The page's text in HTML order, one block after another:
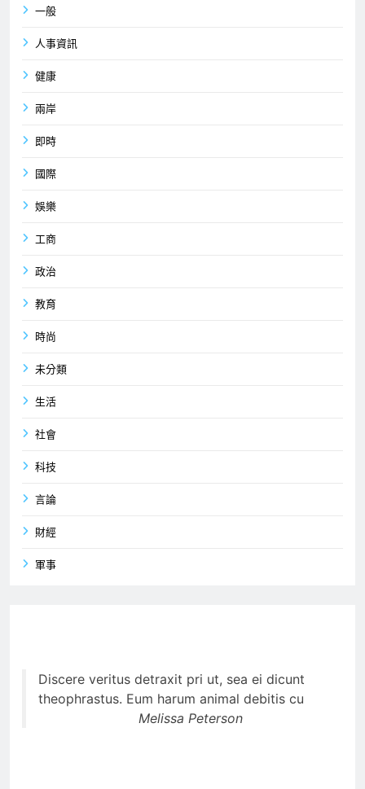
一般
人事資訊
健康
兩岸
即時
國際
娛樂
工商
政治
教育
時尚
未分類
生活
社會
科技
言論
財經
軍事
Discere veritus detraxit pri ut, sea ei dicunt
theophrastus. Eum harum animal debitis cu
Melissa Peterson